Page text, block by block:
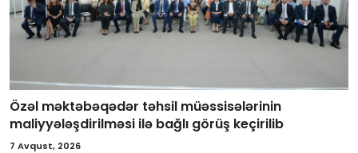
Özəl məktəbəqədər təhsil müəssisələrinin
maliyyələşdirilməsi ilə bağlı görüş keçirilib
7 Avqust, 2026